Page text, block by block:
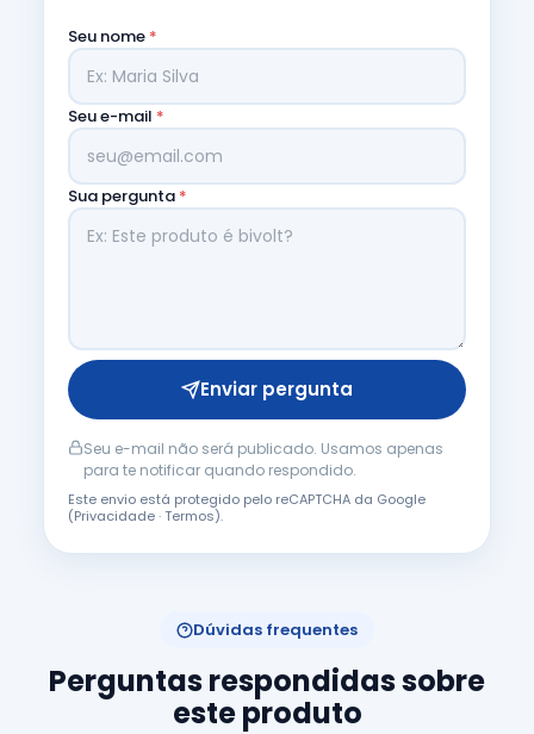
Seu nome *
Seu e-mail *
Sua pergunta *
Enviar pergunta
Seu e-mail não será publicado. Usamos apenas
para te notificar quando respondido.
Este envio está protegido pelo reCAPTCHA da Google
(Privacidade·Termos).
Dúvidas frequentes
Perguntas respondidas sobre
este produto